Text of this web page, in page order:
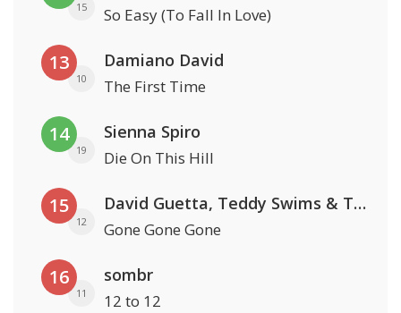
15 So Easy (To Fall In Love)
13
10
Damiano David
The First Time
14
19
Sienna Spiro
Die On This Hill
15
12
David Guetta, Teddy Swims & Tones And I
Gone Gone Gone
16
11
sombr
12 to 12